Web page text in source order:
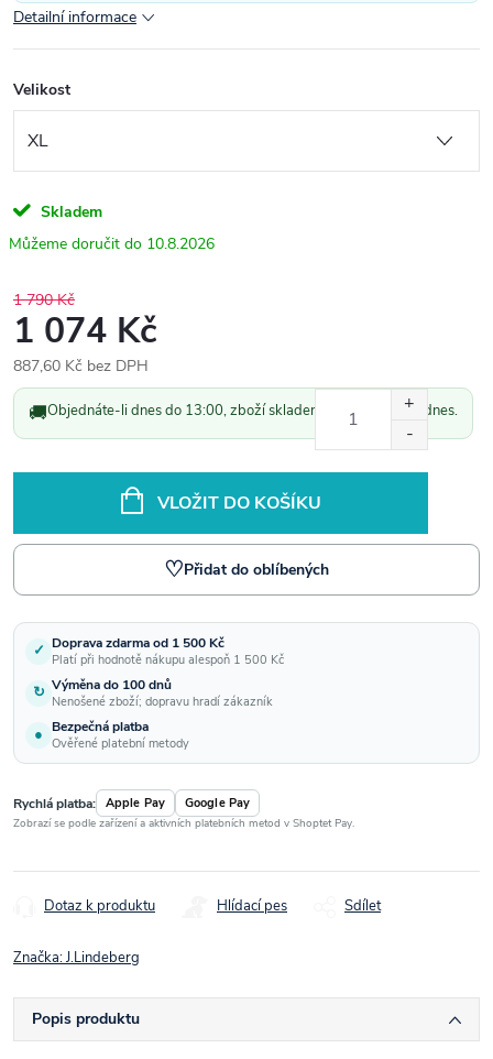
Detailní informace
Velikost
Skladem
10.8.2026
1 790 Kč
1 074 Kč
887,60 Kč bez DPH
Měrná
cena:
🚚Objednáte-li dnes do 13:00, zboží skladem odešleme ještě dnes.
VLOŽIT DO KOŠÍKU
♡Přidat do oblíbených
✓ Doprava zdarma od 1 500 Kč
Platí při hodnotě nákupu alespoň 1 500 Kč
↻ Výměna do 100 dnů
Nenošené zboží; dopravu hradí zákazník
● Bezpečná platba
Ověřené platební metody
Rychlá platba: Apple Pay Google Pay
Zobrazí se podle zařízení a aktivních platebních metod v Shoptet Pay.
Dotaz k produktu Hlídací pes Sdílet
Značka:J.Lindeberg
Popis produktu